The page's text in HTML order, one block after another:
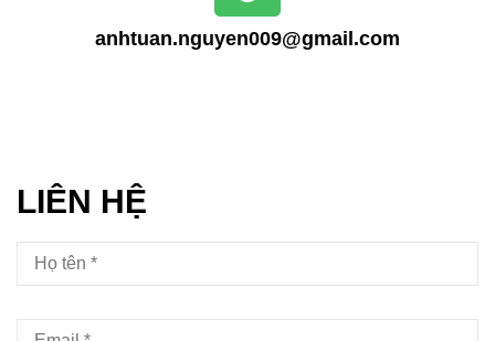
LIÊN HỆ
anhtuan.nguyen009@gmail.com